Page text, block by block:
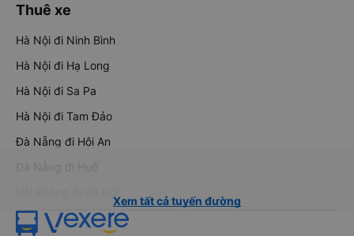
Thuê xe
Hà Nội đi Ninh Bình
Hà Nội đi Hạ Long
Hà Nội đi Sa Pa
Hà Nội đi Tam Đảo
Đà Nẵng đi Hội An
Đà Nẵng đi Huế
Xem tất cả tuyến đường